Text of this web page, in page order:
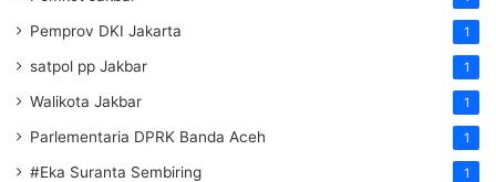
Pemprov DKI Jakarta 1
satpol pp Jakbar 1
Walikota Jakbar 1
Parlementaria DPRK Banda Aceh 1
#Eka Suranta Sembiring 1